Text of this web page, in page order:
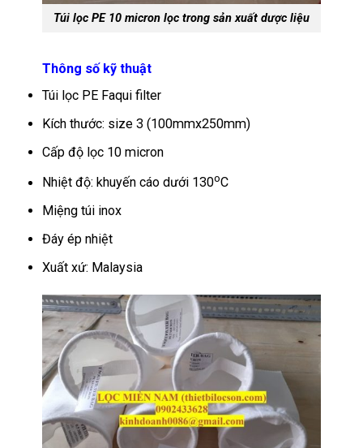
Túi lọc PE 10 micron lọc trong sản xuất dược liệu
Thông số kỹ thuật
Túi lọc PE Faqui filter
Kích thước: size 3 (100mmx250mm)
Cấp độ lọc 10 micron
Nhiệt độ: khuyến cáo dưới 130oC
Miệng túi inox
Đáy ép nhiệt
Xuất xứ: Malaysia